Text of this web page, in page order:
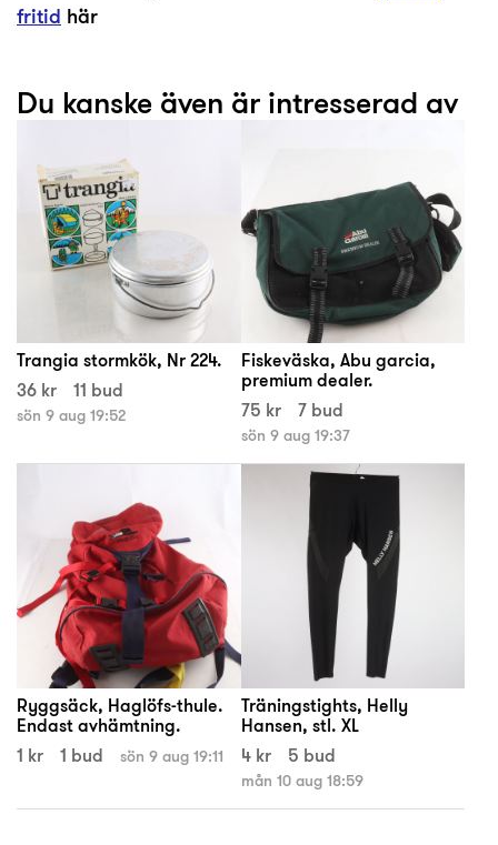
fritid här
Du kanske även är intresserad av
Trangia stormkök, Nr 224.
36 kr
11 bud
sön 9 aug 19:52
Fiskeväska, Abu garcia,
premium dealer.
75 kr
7 bud
sön 9 aug 19:37
Ryggsäck, Haglöfs-thule.
Endast avhämtning.
1 kr
1 bud sön 9 aug 19:11
Träningstights, Helly
Hansen, stl. XL
4 kr
5 bud
mån 10 aug 18:59